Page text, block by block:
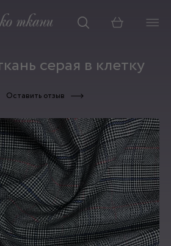
Корзина
серая в клетку
Оставить отзыв